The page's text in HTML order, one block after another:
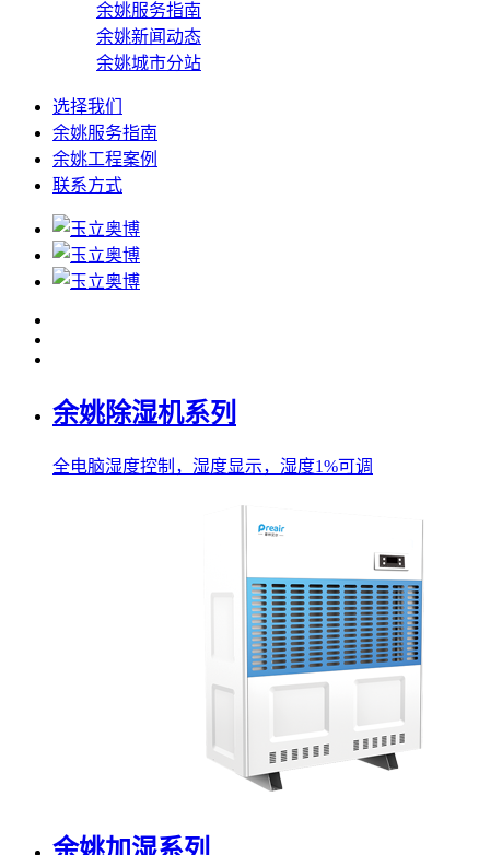
余姚服务指南
余姚新闻动态
余姚城市分站
选择我们
余姚服务指南
余姚工程案例
联系方式
余姚除湿机系列
全电脑湿度控制，湿度显示，湿度1%可调
余姚加湿系列